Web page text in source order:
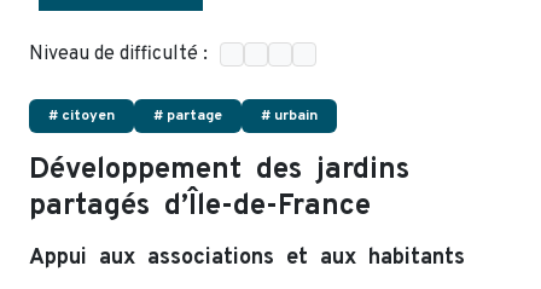
Niveau de difficulté :
# citoyen # partage # urbain
Développement des jardins
partagés d’Île-de-France
Appui aux associations et aux habitants